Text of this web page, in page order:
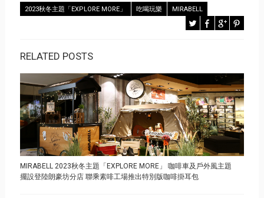
2023秋冬主題「EXPLORE MORE」 吃喝玩樂 MIRABELL
RELATED POSTS
MIRABELL 2023秋冬主題「EXPLORE MORE」 咖啡車及戶外風主題
擺設登陸朗豪坊分店 聯乘素啡工場推出特別版咖啡掛耳包